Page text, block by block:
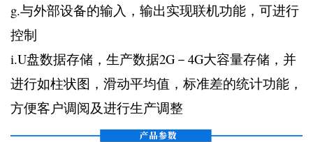
g.与外部设备的输入，输出实现联机功能，可进行
控制
i.U盘数据存储，生产数据2G－4G大容量存储，并
进行如柱状图，滑动平均值，标准差的统计功能，
方便客户调阅及进行生产调整